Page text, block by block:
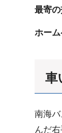
最寄
ホー
車
南海
んだ右